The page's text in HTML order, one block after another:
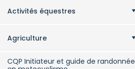
Activités équestres
Agriculture
CQP Initiateur et guide de randonnée